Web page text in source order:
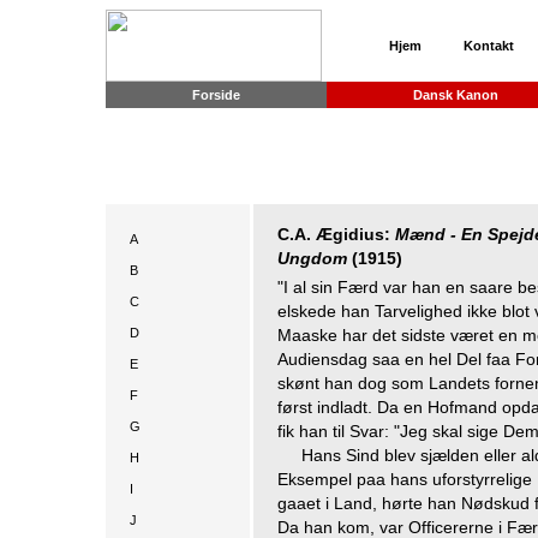
Hjem Kontakt
Forside Dansk Kanon
A
B
C
D
E
F
G
H
I
J
C.A. Ægidius: Mænd - En
Ungdom(1915)
"I al sin Færd var han en saare
elskede han Tarvelighed ikke
Maaske har det sidste været en
Audiensdag saa en hel Del faa
skønt han dog som Landets
først indladt. Da en Hofmand
fik han til Svar: "Jeg skal sige
Hans Sind blev sjælden eller
Eksempel paa hans
gaaet i Land, hørte han Nødskud
Da han kom, var Officererne i